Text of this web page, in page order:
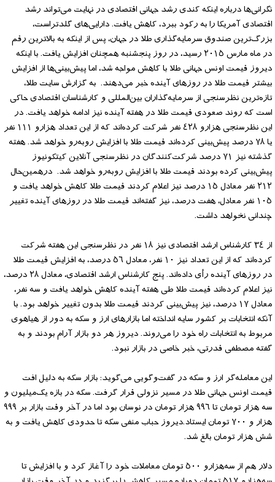
نگرانی‌ها درباره اینکه کندی رشد جهانی اقتصادی در نهایت می‌تواند رشد
اقتصادی آمریکا را به رکود ببرد، کاهش یافت. دارایی‌های گلدتراست،
بزرگ‌ترین صندوق سرمایه‌گذاری طلا در جهان، پس از اینکه به بالاترین رقم
در ماه مارس ٢٠١٥ رسید، در روز پنجشنبه همچنان افزایش یافت. با اینکه
دیروز قیمت اونس جهانی طلا با کاهش مواجه شد، اما پیش‌بینی‌ها از افزایش
بیشتر قیمت طلا در روزهای آینده خبر می‌دهند. به گزارش سایت طلا،
تازه‌ترین نظرسنجی از سرمایه‌گذاران بین‌المللی و کارشناسان اقتصادی حاکی
است که روند صعودی قیمت طلا در هفته آینده نیز ادامه خواهد یافت. در
این نظرسنجی هزارو ٤٢٨ نفر شرکت کرده‌اند که از این تعداد هزارو ١١١ نفر
یا ٧٨ درصد پیش‌بینی کرده‌اند قیمت طلا با افزایش روبه‌رو خواهد شد. هفته
گذشته نیز ٧١ درصد شرکت‌کنندگان در نظرسنجی آنلاین کیتکونیوز
پیش‌بینی کرده بودند قیمت طلا با افزایش روبه‌رو خواهد شد. درهمین‌حال
٢١٢ نفر معادل ١٥ درصد نیز اعلام کردند قیمت طلا کاهش خواهد یافت و
١٠٥ نفر معادل، هفت درصد، نیز گفته‌اند قیمت طلا در روزهای آینده تغییر
چندانی نخواهد داشت.
از ٣٤ کارشناس ارشد اقتصادی نیز ١٨ نفر در نظرسنجی این هفته شرکت
کرده‌اند که از این تعداد نیز ١٠ نفر، معادل ٥٦ درصد، به افزایش قیمت طلا
در روزهای آینده رأی داده‌اند. پنج کارشناس ارشد اقتصادی، معادل ٢٨ درصد،
نیز اعلام کرده‌اند قیمت طلا طی هفته آینده کاهش خواهد یافت و سه نفر،
معادل ١٧ درصد، نیز پیش‌بینی کردند قیمت طلا بدون تغییر خواهد بود. با
آنکه انتخابات بر کشور سایه انداخته اما بازارهای ارز و سکه به دور از هیاهوی
مربوط به انتخابات راه خود را می‌روند. دیروز هر دو بازار آرام بودند و به
گفته مصطفی قدرتی، خبر خاصی در بازار نبود.
این معامله‌گر ارز و سکه در گفت‌وگویی می‌گوید: بازار سکه به دلیل افت
قیمت اونس جهانی طلا در مسیر نزولی قرار گرفت. سکه در بازه یک‌میلیون و
سه هزار تومان تا ٩٩٦ هزار تومان در نوسان بود اما در آخر وقت بازار بر ٩٩٩
هزار و ٧٠٠ تومان ایستاد.دیروز حباب منفی سکه تا حدودی کاهش یافت و به
شش هزار تومان بالغ شد.
دلار هم از سه‌هزارو ٥٠٠ تومان معاملات خود را آغاز کرد و با افزایش تا